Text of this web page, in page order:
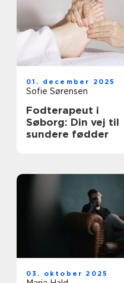
01. december 2025
Sofie Sørensen
Fodterapeut i
Søborg: Din vej til
sundere fødder
03. oktober 2025